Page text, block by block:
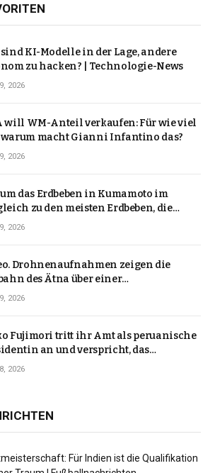
KI-Modelle in der Lage, andere
zu hacken? | Technologie-News
2026
will WM-Anteil verkaufen: Für wie viel
macht Gianni Infantino das?
2026
das Erdbeben in Kumamoto im
zu den meisten Erdbeben, die
erschütterten, ungewöhnlich ist
2026
Drohnenaufnahmen zeigen die
des Ätna über einer
2026
Fujimori tritt ihr Amt als peruanische
an und verspricht, das
der Instabilität zu beenden
2026